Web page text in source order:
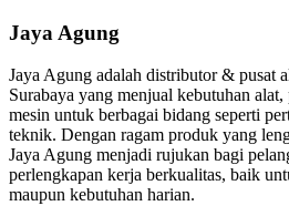
Jaya Agung
Jaya Agung adalah distributor & pusat
Surabaya yang menjual kebutuhan alat,
mesin untuk berbagai bidang seperti
teknik. Dengan ragam produk yang
Jaya Agung menjadi rujukan bagi
perlengkapan kerja berkualitas, baik
maupun kebutuhan harian.